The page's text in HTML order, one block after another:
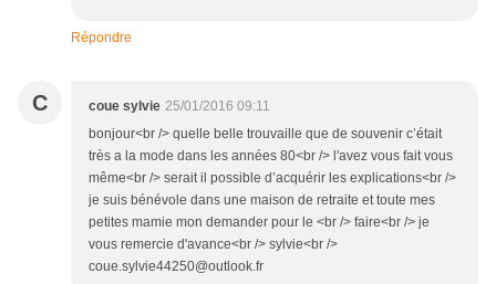
Répondre
C coue sylvie 25/01/2016 09:11
bonjour<br /> quelle belle trouvaille que de souvenir c’était
très a la mode dans les années 80<br /> l'avez vous fait vous
même<br /> serait il possible d’acquérir les explications<br />
je suis bénévole dans une maison de retraite et toute mes
petites mamie mon demander pour le <br /> faire<br /> je
vous remercie d'avance<br /> sylvie<br />
coue.sylvie44250@outlook.fr